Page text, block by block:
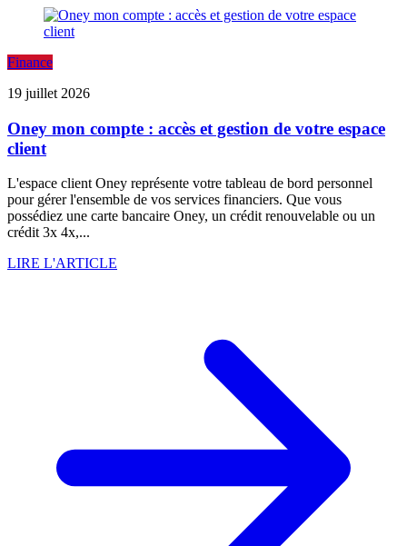
Finance
19 juillet 2026
Oney mon compte : accès et gestion de votre espace
client
L'espace client Oney représente votre tableau de bord personnel
pour gérer l'ensemble de vos services financiers. Que vous
possédiez une carte bancaire Oney, un crédit renouvelable ou un
crédit 3x 4x,...
LIRE L'ARTICLE